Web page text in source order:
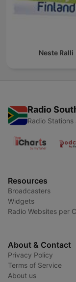
Neste Ralli
Radio
Radio
Resources
Broadcasters
Widgets
Radio Websites per
About & Contact
Privacy Policy
Terms of Service
About us